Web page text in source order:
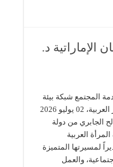
الإماراتية د.
المجتمع شبكة بيئة
أبوظبي، القاهرة، جمهورية مصر العربية، 02 يوليو 2026
الجابري من دولة
العربية
المجتمعية 2026، تقديراً لمسيرتها المتميزة
والعمل